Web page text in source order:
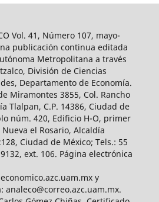
Vol. 41, Número 107, mayo-
publicación continua editada
Metropolitana a través
División de Ciencias
Departamento de Economía.
Miramontes 3855, Col. Rancho
Tlalpan, C.P. 14386, Ciudad de
núm. 420, Edificio H-O, primer
el Rosario, Alcaldía
Ciudad de México; Tels.: 55
ext. 106. Página electrónica
y
analeco@correo.azc.uam.mx.